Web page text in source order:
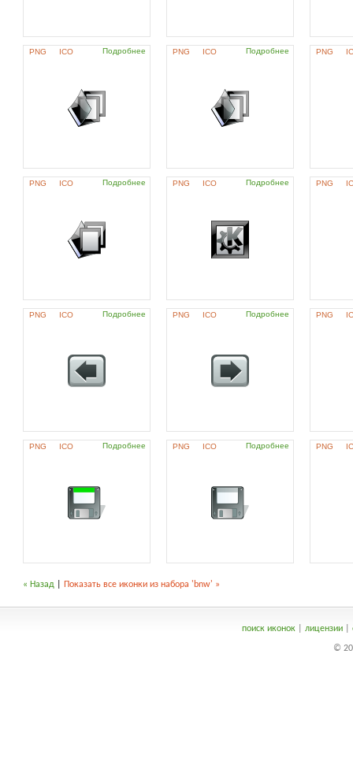
PNG ICO Подробнее PNG ICO Подробнее PNG
PNG ICO Подробнее PNG ICO Подробнее PNG
PNG ICO Подробнее PNG ICO Подробнее PNG
PNG ICO Подробнее PNG ICO Подробнее PNG
« Назад Показать все иконки из набора 'bnw' »
поиск иконок| лицензии|
©